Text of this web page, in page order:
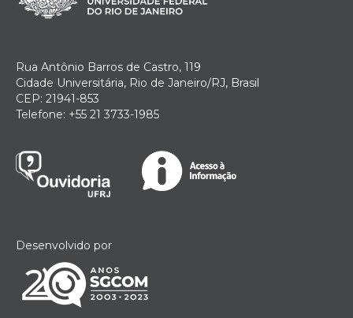
Rua Antônio Barros de Castro, 119
Cidade Universitária, Rio de Janeiro/RJ, Brasil
CEP: 21941-853
Telefone: +55 21 3733-1985
Desenvolvido por